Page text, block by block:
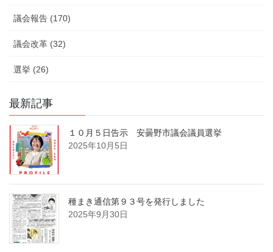
議会報告 (170)
議会改革 (32)
選挙 (26)
最新記事
１０月５日告示 安曇野市議会議員選挙
2025年10月5日
種まき通信第９３号を発行しました
2025年9月30日